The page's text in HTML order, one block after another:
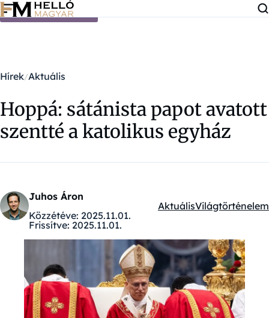
Ugrás a tartalomra
Hírek Aktuális
Hoppá: sátánista papot avatott
szentté a katolikus egyház
Juhos Áron
Közzétéve: 2025.11.01.
Frissítve: 2025.11.01.
Kategóriák:
AktuálisVilágtörténelem